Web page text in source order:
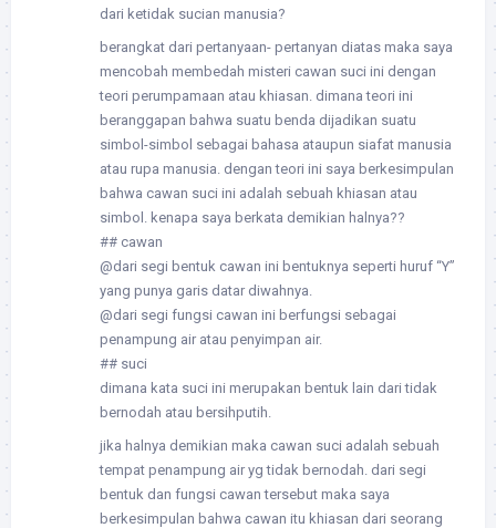
dari ketidak sucian manusia?
berangkat dari pertanyaan- pertanyan diatas maka saya
mencobah membedah misteri cawan suci ini dengan
teori perumpamaan atau khiasan. dimana teori ini
beranggapan bahwa suatu benda dijadikan suatu
simbol-simbol sebagai bahasa ataupun siafat manusia
atau rupa manusia. dengan teori ini saya berkesimpulan
bahwa cawan suci ini adalah sebuah khiasan atau
simbol. kenapa saya berkata demikian halnya??
## cawan
@dari segi bentuk cawan ini bentuknya seperti huruf “Y”
yang punya garis datar diwahnya.
@dari segi fungsi cawan ini berfungsi sebagai
penampung air atau penyimpan air.
## suci
dimana kata suci ini merupakan bentuk lain dari tidak
bernodah atau bersihputih.
jika halnya demikian maka cawan suci adalah sebuah
tempat penampung air yg tidak bernodah. dari segi
bentuk dan fungsi cawan tersebut maka saya
berkesimpulan bahwa cawan itu khiasan dari seorang